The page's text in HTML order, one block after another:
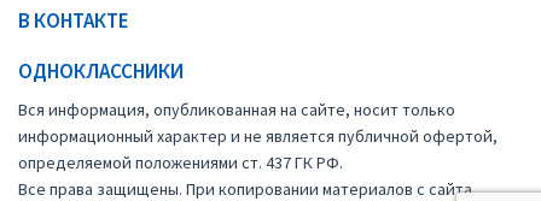
В КОНТАКТЕ
ОДНОКЛАССНИКИ
Вся информация, опубликованная на сайте, носит только
информационный характер и не является публичной офертой,
определяемой положениями ст. 437 ГК РФ.
Все права защищены. При копировании материалов с сайта